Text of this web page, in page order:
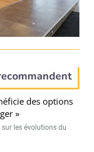
des options
»
sur les évolutions du